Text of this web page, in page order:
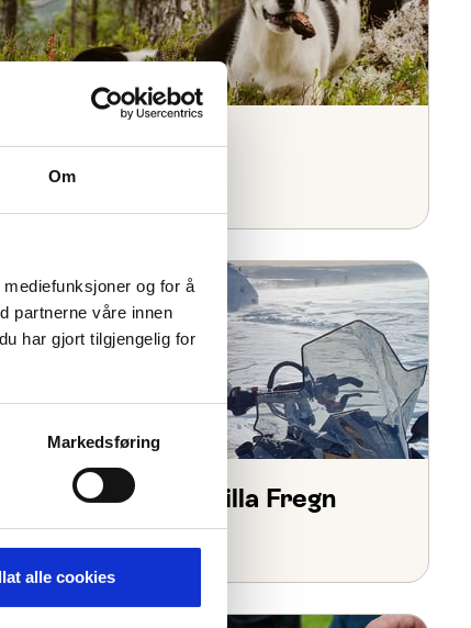
Om
og for å
partnerne våre innen
har gjort tilgjengelig for
Markedsføring
alle cookies
Guidet huskytur
Snøscooter hos Villa Fregn